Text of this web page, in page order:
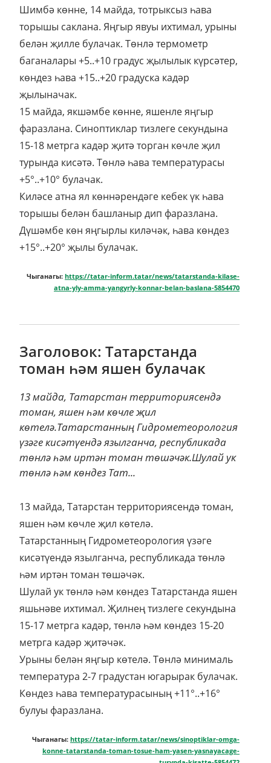
Шимбә көнне, 14 майда, тотрыксыз һава
торышы саклана. Яңгыр явуы ихтимал, урыны
белән җилле булачак. Төнлә термометр
баганалары +5..+10 градус җылылык күрсәтер,
көндез һава +15..+20 градуска кадәр
җылыначак.
15 майда, якшәмбе көнне, яшенле яңгыр
фаразлана. Синоптиклар тизлеге секундына
15-18 метрга кадәр җитә торган көчле җил
турында кисәтә. Төнлә һава температурасы
+5°..+10° булачак.
Киләсе атна ял көннәрендәге кебек үк һава
торышы белән башланыр дип фаразлана.
Дүшәмбе көн яңгырлы киләчәк, һава көндез
+15°..+20° җылы булачак.
Чыганагы: https://tatar-inform.tatar/news/tatarstanda-kilase-
atna-yly-amma-yangyrly-konnar-belan-baslana-5854470
Заголовок: Татарстанда
томан һәм яшен булачак
13 майда, Татарстан территориясендә
томан, яшен һәм көчле җил
көтелә.Татарстанның Гидрометеорология
үзәге кисәтүендә язылганча, республикада
төнлә һәм иртән томан төшәчәк.Шулай ук
төнлә һәм көндез Тат...
13 майда, Татарстан территориясендә томан,
яшен һәм көчле җил көтелә.
Татарстанның Гидрометеорология үзәге
кисәтүендә язылганча, республикада төнлә
һәм иртән томан төшәчәк.
Шулай ук төнлә һәм көндез Татарстанда яшен
яшьнәве ихтимал. Җилнең тизлеге секундына
15-17 метрга кадәр, төнлә һәм көндез 15-20
метрга кадәр җитәчәк.
Урыны белән яңгыр көтелә. Төнлә минималь
температура 2-7 градустан югарырак булачак.
Көндез һава температурасының +11°..+16°
булуы фаразлана.
Чыганагы: https://tatar-inform.tatar/news/sinoptiklar-omga-
konne-tatarstanda-toman-tosue-ham-yasen-yasnayacage-